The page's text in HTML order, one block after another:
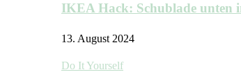
IKEA Hack: Schublade
13. August 2024
Do It Yourself